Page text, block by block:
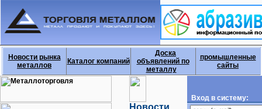
Новости рынка
металлов
Каталог компаний
Доска
объявлений по
металлу
промышленные
сайты
Новости
Вход в систему: